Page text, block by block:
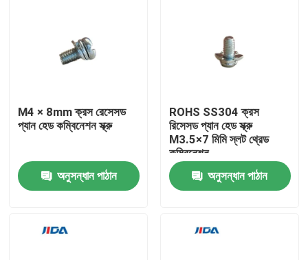
M4 × 8mm ক্রস রেসেসড
প্যান হেড কম্বিনেশন স্ক্রু
অনুসন্ধান পাঠান
ROHS SS304 ক্রস
রিসেসড প্যান হেড স্ক্রু
M3.5×7 মিমি স্লট থ্রেড
কম্বিনেশন
অনুসন্ধান পাঠান